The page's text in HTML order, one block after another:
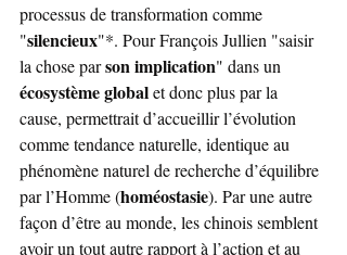
processus de transformation comme
"silencieux"*. Pour François Jullien "saisir
la chose par son implication" dans un
écosystème global et donc plus par la
cause, permettrait d’accueillir l’évolution
comme tendance naturelle, identique au
phénomène naturel de recherche d’équilibre
par l’Homme (homéostasie). Par une autre
façon d’être au monde, les chinois semblent
avoir un tout autre rapport à l’action et au